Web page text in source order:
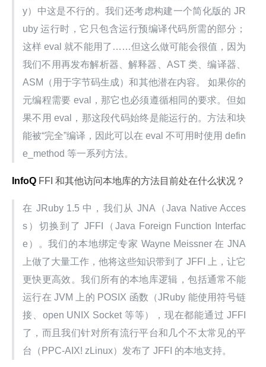
y）中这是不行的。我们还考虑构建一个简化版的 JR
uby 运行时，它只包含运行预编译代码所需的部分；
这样 eval 就不能用了……但这么做可能会很值，因为
我们不用再发布解析器、解释器、AST 类、编译器、
ASM（用于字节码生成）和其他潜在内容。 如果你的
元编程需要 eval，那它也必须遵循相同的要求。但如
果不用 eval，那这段代码始终是能运行的。方法和块
能被“完全”编译，因此可以在 eval 不可用时使用 defin
e_method 等一系列方法。
InfoQ FFI 和其他访问本地库的方法目前处在什么状况？
在 JRuby 1.5 中，我们从 JNA（Java Native Acces
s）切换到了 JFFI（Java Foreign Function Interfac
e）。我们的本地绑定专家 Wayne Meissner 在 JNA
上做了大量工作，他将这些知识带到了 JFFI 上，让它
更快更高效。我们所有的本地库逻辑，包括通常不能
运行在 JVM 上的 POSIX 函数（JRuby 能使用符号链
接、open UNIX Socket 等等），现在都能通过 JFFI
了，而且我们针对所有流行平台和几个不太常见的平
台（PPC-AIX! zLinux）发布了 JFFI 的本地支持。